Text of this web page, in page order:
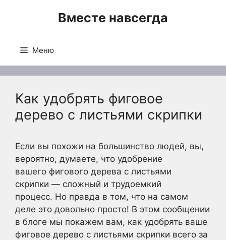
Вместе навсегда
Меню
Как удобрять фиговое
дерево с листьями скрипки
Если вы похожи на большинство людей, вы,
вероятно, думаете, что удобрение
вашего фигового дерева с листьями
скрипки — сложный и трудоемкий
процесс. Но правда в том, что на самом
деле это довольно просто! В этом сообщении
в блоге мы покажем вам, как удобрять ваше
фиговое дерево с листьями скрипки всего за